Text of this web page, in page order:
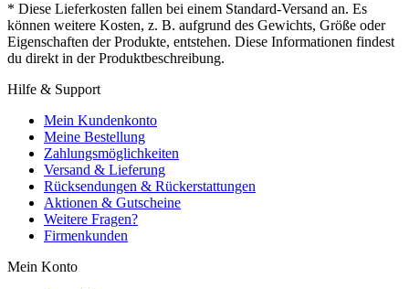
* Diese Lieferkosten fallen bei einem Standard-Versand an. Es
können weitere Kosten, z. B. aufgrund des Gewichts, Größe oder
Eigenschaften der Produkte, entstehen. Diese Informationen findest
du direkt in der Produktbeschreibung.
Hilfe & Support
Mein Kundenkonto
Meine Bestellung
Zahlungsmöglichkeiten
Versand & Lieferung
Rücksendungen & Rückerstattungen
Aktionen & Gutscheine
Weitere Fragen?
Firmenkunden
Mein Konto